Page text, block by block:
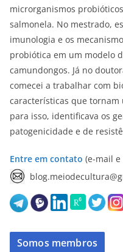
microrganismos
salmonela. No mestrado,
imunologia e os
probiótica em um modelo
camundongos. Já no
comecei a trabalhar com
características que
para isso, identificava os
patogenicidade e de
Entre em contato (e-mail e
Somos membros